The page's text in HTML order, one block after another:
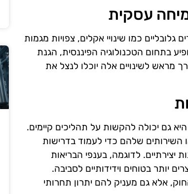
עסקית
כמו שינויי אקלים, צפויות מגמות
בתחום הטכנולוגיה הפיננסית, הגנת
מראש לשינויים אלה יוכלו לנצל את
גם יכולה להקשות על תהליכים קיימים.
השירותים שלהם כדי לעמוד בדרישות
יצירתיים. לדוגמה, בענפי הבריאות
יותר בטוחים וידידותיים לסביבה.
אלא גם מעניק להם יתרון תחרותי